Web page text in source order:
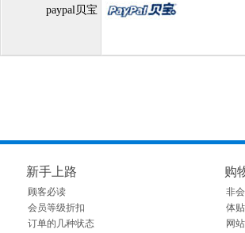
paypal贝宝
新手上路
顾客必读
会员等级折扣
订单的几种状态
购
非
体
网